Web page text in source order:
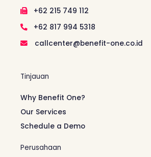
+62 215 749 112
+62 817 994 5318
callcenter@benefit-one.co.id
Tinjauan
Why Benefit One?
Our Services
Schedule a Demo
Perusahaan